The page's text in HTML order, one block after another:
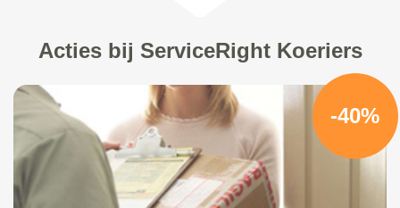
Acties bij ServiceRight Koeriers
-40%